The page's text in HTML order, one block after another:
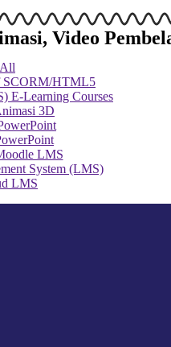
Video
All
SCORM/HTML5
E-Learning Courses
3D
LMS
System (LMS)
LMS